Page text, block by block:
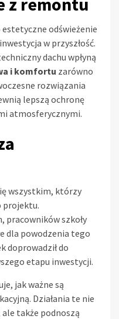
odświeżenie
w przyszłość.
dachu wpłyną
i komfortu zarówno
rozwiązania
lepszą ochronę
atmosferycznymi.
wszystkim, którzy
projektu.
pracowników szkoły
dla powodzenia tego
doprowadził do
etapu inwestycji.
jak ważne są
Działania te nie
także podnoszą